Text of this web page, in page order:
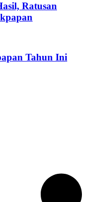
Ratusan
Tahun Ini